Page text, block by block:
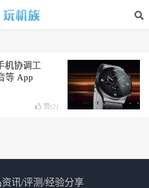
机协调工
等 App
赞(2)
讯/评测/经验分享